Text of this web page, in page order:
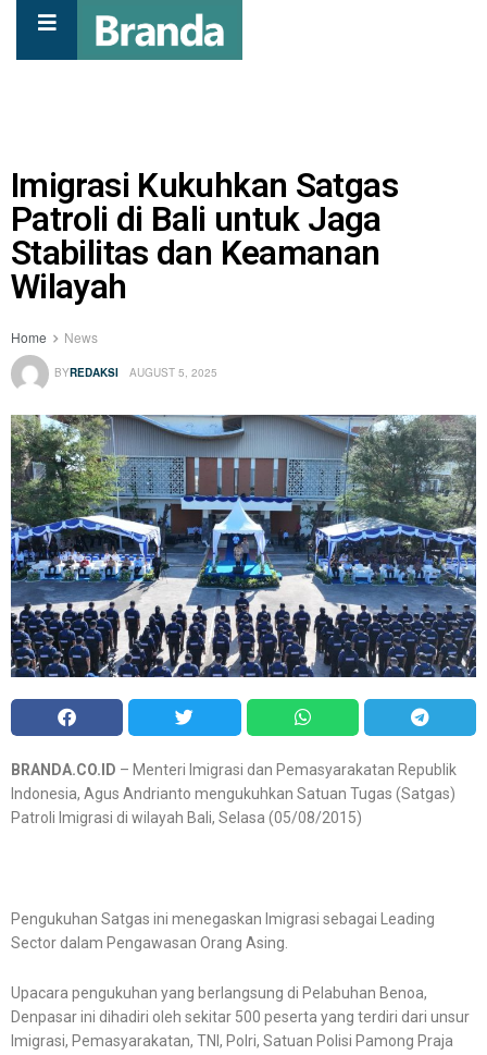
Imigrasi Kukuhkan Satgas
Patroli di Bali untuk Jaga
Stabilitas dan Keamanan
Wilayah
Home News
BYREDAKSI AUGUST 5, 2025
BRANDA.CO.ID – Menteri Imigrasi dan Pemasyarakatan Republik
Indonesia, Agus Andrianto mengukuhkan Satuan Tugas (Satgas)
Patroli Imigrasi di wilayah Bali, Selasa (05/08/2015)
Pengukuhan Satgas ini menegaskan Imigrasi sebagai Leading
Sector dalam Pengawasan Orang Asing.
Upacara pengukuhan yang berlangsung di Pelabuhan Benoa,
Denpasar ini dihadiri oleh sekitar 500 peserta yang terdiri dari unsur
Imigrasi, Pemasyarakatan, TNI, Polri, Satuan Polisi Pamong Praja